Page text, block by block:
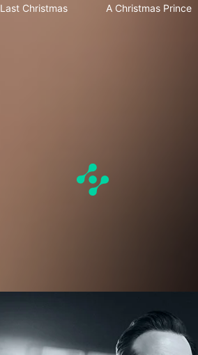
Last Christmas
A Christmas Prince